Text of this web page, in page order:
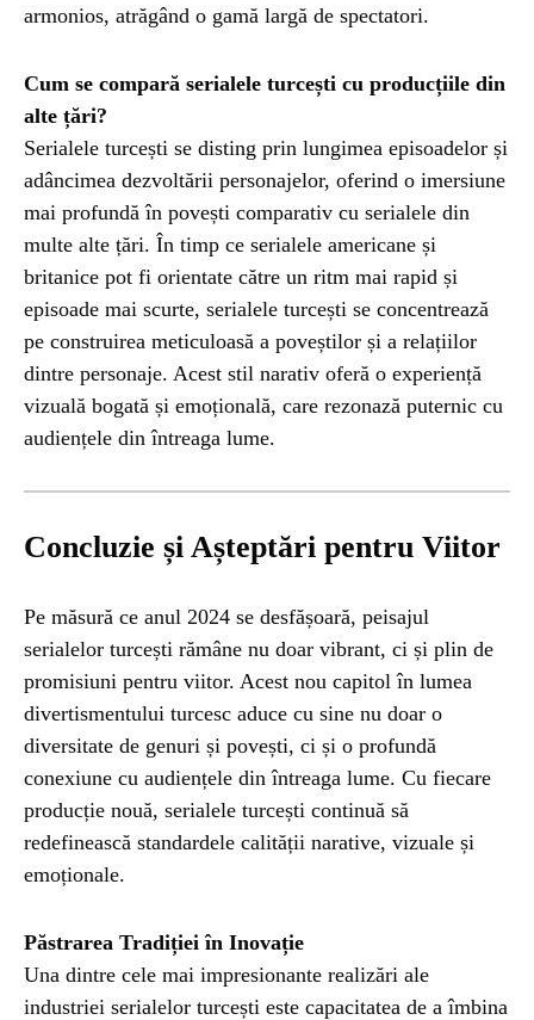
armonios, atrăgând o gamă largă de spectatori.
Cum se compară serialele turcești cu producțiile din
alte țări?
Serialele turcești se disting prin lungimea episoadelor și
adâncimea dezvoltării personajelor, oferind o imersiune
mai profundă în povești comparativ cu serialele din
multe alte țări. În timp ce serialele americane și
britanice pot fi orientate către un ritm mai rapid și
episoade mai scurte, serialele turcești se concentrează
pe construirea meticuloasă a poveștilor și a relațiilor
dintre personaje. Acest stil narativ oferă o experiență
vizuală bogată și emoțională, care rezonază puternic cu
audiențele din întreaga lume.
Concluzie și Așteptări pentru Viitor
Pe măsură ce anul 2024 se desfășoară, peisajul
serialelor turcești rămâne nu doar vibrant, ci și plin de
promisiuni pentru viitor. Acest nou capitol în lumea
divertismentului turcesc aduce cu sine nu doar o
diversitate de genuri și povești, ci și o profundă
conexiune cu audiențele din întreaga lume. Cu fiecare
producție nouă, serialele turcești continuă să
redefinească standardele calității narative, vizuale și
emoționale.
Păstrarea Tradiției în Inovație
Una dintre cele mai impresionante realizări ale
industriei serialelor turcești este capacitatea de a îmbina